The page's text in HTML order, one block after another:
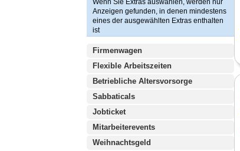
Wenn Sie Extras auswählen, werden nur
Anzeigen gefunden, in denen mindestens
eines der ausgewählten Extras enthalten
ist
Firmenwagen
Flexible Arbeitszeiten
Betriebliche Altersvorsorge
Sabbaticals
Jobticket
Mitarbeiterevents
Weihnachtsgeld